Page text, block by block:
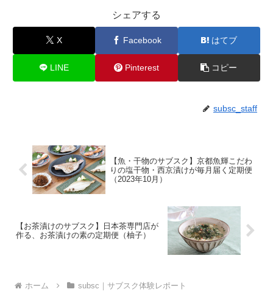
シェアする
X Facebook はてブ
LINE Pinterest コピー
subsc_staff
【魚・干物のサブスク】京都魚輝こだわ
りの塩干物・西京漬けが毎月届く定期便
（2023年10月）
【お茶漬けのサブスク】日本茶専門店が
作る、お茶漬けの素の定期便（柚子）
ホーム subsc｜サブスク体験レポート